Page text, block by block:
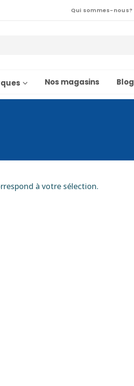
Qui sommes-nous?
Nos magasins Blog
à votre sélection.